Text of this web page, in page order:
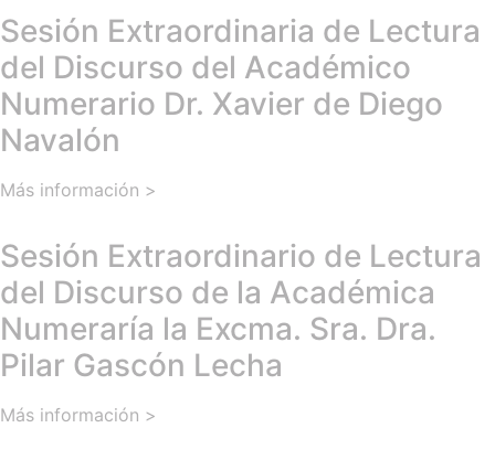
Sesión Extraordinaria de Lectura
del Discurso del Académico
Numerario Dr. Xavier de Diego
Navalón
Más información >
Sesión Extraordinario de Lectura
del Discurso de la Académica
Numeraría la Excma. Sra. Dra.
Pilar Gascón Lecha
Más información >